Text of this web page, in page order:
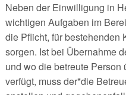
Neben der Einwilligung in
wichtigen Aufgaben im
die Pflicht, für bestehenden
sorgen. Ist bei Übernahme
und wo die betreute
verfügt, muss der*die